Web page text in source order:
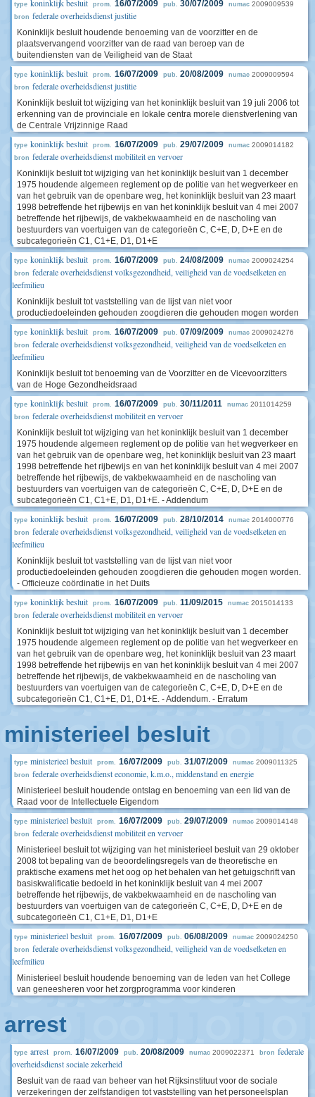
type koninklijk besluit prom. 16/07/2009 pub. 30/07/2009 numac 2009009539
bron federale overheidsdienst justitie
Koninklijk besluit houdende benoeming van de voorzitter en de
plaatsvervangend voorzitter van de raad van beroep van de
buitendiensten van de Veiligheid van de Staat
type koninklijk besluit prom. 16/07/2009 pub. 20/08/2009 numac 2009009594
bron federale overheidsdienst justitie
Koninklijk besluit tot wijziging van het koninklijk besluit van 19 juli 2006 tot
erkenning van de provinciale en lokale centra morele dienstverlening van
de Centrale Vrijzinnige Raad
type koninklijk besluit prom. 16/07/2009 pub. 29/07/2009 numac 2009014182
bron federale overheidsdienst mobiliteit en vervoer
Koninklijk besluit tot wijziging van het koninklijk besluit van 1 december
1975 houdende algemeen reglement op de politie van het wegverkeer en
van het gebruik van de openbare weg, het koninklijk besluit van 23 maart
1998 betreffende het rijbewijs en van het koninklijk besluit van 4 mei 2007
betreffende het rijbewijs, de vakbekwaamheid en de nascholing van
bestuurders van voertuigen van de categorieën C, C+E, D, D+E en de
subcategorieën C1, C1+E, D1, D1+E
type koninklijk besluit prom. 16/07/2009 pub. 24/08/2009 numac 2009024254
bron federale overheidsdienst volksgezondheid, veiligheid van de voedselketen en
leefmilieu
Koninklijk besluit tot vaststelling van de lijst van niet voor
productiedoeleinden gehouden zoogdieren die gehouden mogen worden
type koninklijk besluit prom. 16/07/2009 pub. 07/09/2009 numac 2009024276
bron federale overheidsdienst volksgezondheid, veiligheid van de voedselketen en
leefmilieu
Koninklijk besluit tot benoeming van de Voorzitter en de Vicevoorzitters
van de Hoge Gezondheidsraad
type koninklijk besluit prom. 16/07/2009 pub. 30/11/2011 numac 2011014259
bron federale overheidsdienst mobiliteit en vervoer
Koninklijk besluit tot wijziging van het koninklijk besluit van 1 december
1975 houdende algemeen reglement op de politie van het wegverkeer en
van het gebruik van de openbare weg, het koninklijk besluit van 23 maart
1998 betreffende het rijbewijs en van het koninklijk besluit van 4 mei 2007
betreffende het rijbewijs, de vakbekwaamheid en de nascholing van
bestuurders van voertuigen van de categorieën C, C+E, D, D+E en de
subcategorieën C1, C1+E, D1, D1+E. - Addendum
type koninklijk besluit prom. 16/07/2009 pub. 28/10/2014 numac 2014000776
bron federale overheidsdienst volksgezondheid, veiligheid van de voedselketen en
leefmilieu
Koninklijk besluit tot vaststelling van de lijst van niet voor
productiedoeleinden gehouden zoogdieren die gehouden mogen worden.
- Officieuze coördinatie in het Duits
type koninklijk besluit prom. 16/07/2009 pub. 11/09/2015 numac 2015014133
bron federale overheidsdienst mobiliteit en vervoer
Koninklijk besluit tot wijziging van het koninklijk besluit van 1 december
1975 houdende algemeen reglement op de politie van het wegverkeer en
van het gebruik van de openbare weg, het koninklijk besluit van 23 maart
1998 betreffende het rijbewijs en van het koninklijk besluit van 4 mei 2007
betreffende het rijbewijs, de vakbekwaamheid en de nascholing van
bestuurders van voertuigen van de categorieën C, C+E, D, D+E en de
subcategorieën C1, C1+E, D1, D1+E. - Addendum. - Erratum
ministerieel besluit
type ministerieel besluit prom. 16/07/2009 pub. 31/07/2009 numac 2009011325
bron federale overheidsdienst economie, k.m.o., middenstand en energie
Ministerieel besluit houdende ontslag en benoeming van een lid van de
Raad voor de Intellectuele Eigendom
type ministerieel besluit prom. 16/07/2009 pub. 29/07/2009 numac 2009014148
bron federale overheidsdienst mobiliteit en vervoer
Ministerieel besluit tot wijziging van het ministerieel besluit van 29 oktober
2008 tot bepaling van de beoordelingsregels van de theoretische en
praktische examens met het oog op het behalen van het getuigschrift van
basiskwalificatie bedoeld in het koninklijk besluit van 4 mei 2007
betreffende het rijbewijs, de vakbekwaamheid en de nascholing van
bestuurders van voertuigen van de categorieën C, C+E, D, D+E en de
subcategorieën C1, C1+E, D1, D1+E
type ministerieel besluit prom. 16/07/2009 pub. 06/08/2009 numac 2009024250
bron federale overheidsdienst volksgezondheid, veiligheid van de voedselketen en
leefmilieu
Ministerieel besluit houdende benoeming van de leden van het College
van geneesheren voor het zorgprogramma voor kinderen
arrest
type arrest prom. 16/07/2009 pub. 20/08/2009 numac 2009022371 bron federale
overheidsdienst sociale zekerheid
Besluit van de raad van beheer van het Rijksinstituut voor de sociale
verzekeringen der zelfstandigen tot vaststelling van het personeelsplan